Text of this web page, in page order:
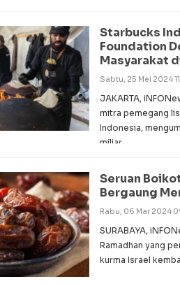
Starbucks
Foundation
Masyarakat
Sabtu, 25 Mei 2024
JAKARTA,
mitra pemegang
Indonesia,
miliar
Seruan
Bergaung
Rabu, 06 Mar 2024
SURABAYA,
Ramadhan yang
kurma Israel